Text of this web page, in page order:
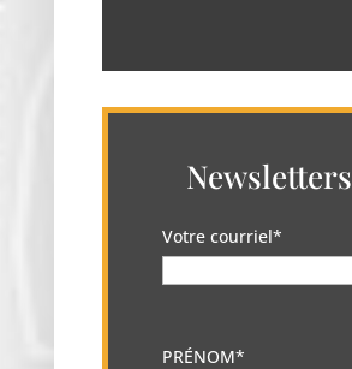
Newsletters
Votre courriel*
PRÉNOM*